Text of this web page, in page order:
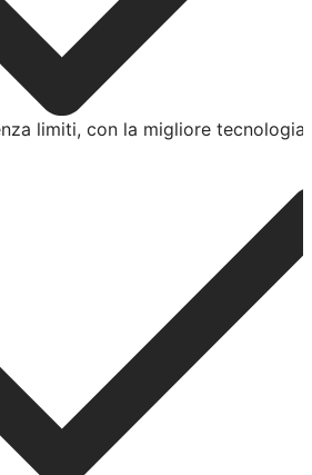
limiti, con la migliore tecnologia